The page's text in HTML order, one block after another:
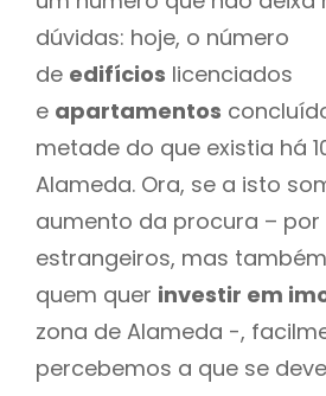
dúvidas: hoje, o número
de edifícios licenciados
e apartamentos
metade do que existia há
Alameda. Ora, se a isto
aumento da procura –
estrangeiros, mas
quem quer investir em
zona de Alameda -,
percebemos a que se